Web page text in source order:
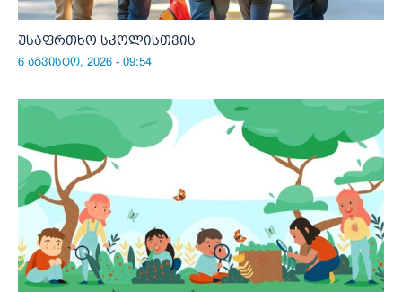
უსაფრთხო სკოლისთვის
6 აგვისტო, 2026 - 09:54